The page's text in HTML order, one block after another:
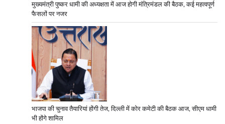
मुख्यमंत्री पुष्कर धामी की अध्यक्षता में आज होगी मंत्रिमंडल की बैठक, कई महत्वपूर्ण
फैसलों पर नजर
भाजपा की चुनाव तैयारियां होंगी तेज, दिल्ली में कोर कमेटी की बैठक आज, सीएम धामी
भी होंगे शामिल